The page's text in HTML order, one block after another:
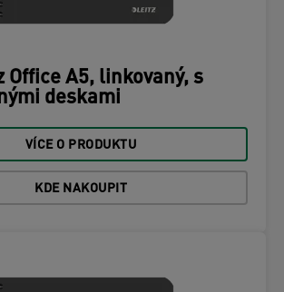
Office A5, linkovaný, s
deskami
VÍCE O PRODUKTU
KDE NAKOUPIT